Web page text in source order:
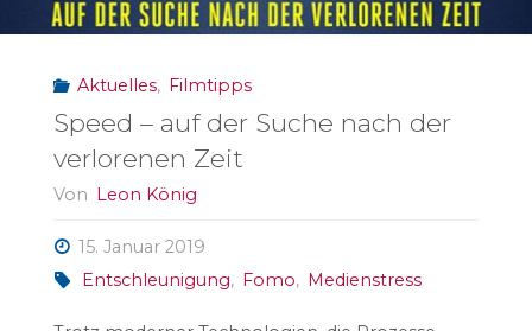
Aktuelles, Filmtipps
Speed – auf der Suche nach der
verlorenen Zeit
Von Leon König
15. Januar 2019
Entschleunigung, Fomo, Medienstress